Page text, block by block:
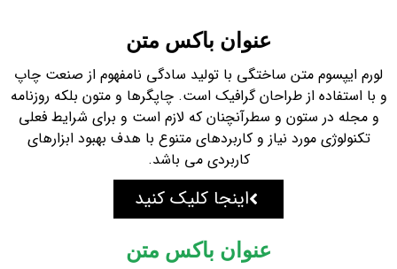
عنوان باکس متن
لورم ایپسوم متن ساختگی با تولید سادگی نامفهوم از صنعت چاپ
و با استفاده از طراحان گرافیک است. چاپگرها و متون بلکه روزنامه
و مجله در ستون و سطرآنچنان که لازم است و برای شرایط فعلی
تکنولوژی مورد نیاز و کاربردهای متنوع با هدف بهبود ابزارهای
کاربردی می باشد.
اینجا کلیک کنید
عنوان باکس متن